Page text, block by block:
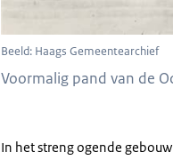
Beeld: Haags Gemeentearchief
Voormalig pand van de
In het streng ogende